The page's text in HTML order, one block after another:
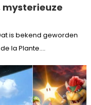
mysterieuze
is bekend geworden
la Plante....